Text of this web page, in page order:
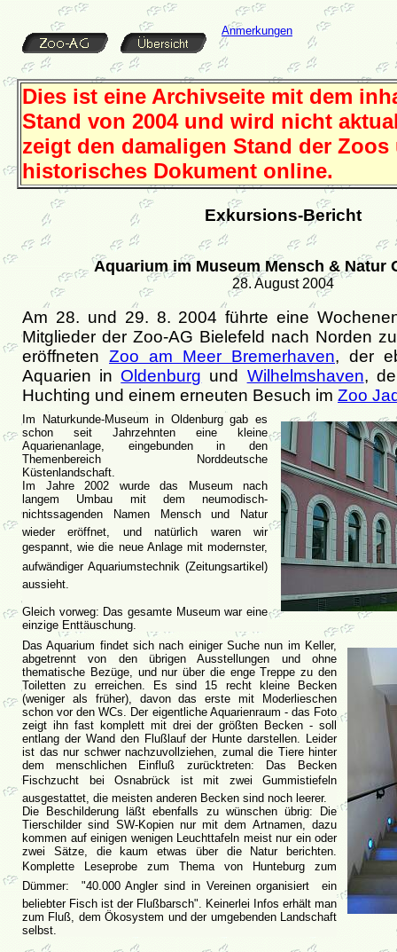
Anmerkungen
Dies ist eine Archivseite mit dem
Stand von 2004 und wird nicht
zeigt den damaligen Stand der
historisches Dokument online.
Exkursions-Bericht
Aquarium im Museum Mensch & Natur
28. August 2004
Am 28. und 29. 8. 2004 führte eine
Mitglieder der Zoo-AG Bielefeld nach Norden
eröffneten Zoo am Meer Bremerhaven, der
Aquarien in Oldenburg und Wilhelmshaven,
Huchting und einem erneuten Besuch im Zoo
Im Naturkunde-Museum in Oldenburg gab es
schon seit Jahrzehnten eine kleine
Aquarienanlage, eingebunden in den
Themenbereich Norddeutsche
Küstenlandschaft.
Im Jahre 2002 wurde das Museum nach
langem Umbau mit dem neumodisch-
nichtssagenden Namen Mensch und Natur
wieder eröffnet, und natürlich waren wir
gespannt, wie die neue Anlage mit modernster,
aufwändiger Aquariumstechnik (Zeitungsartikel)
aussieht.
Gleich vorweg: Das gesamte Museum war eine
einzige Enttäuschung.
Das Aquarium findet sich nach einiger Suche nun im Keller,
abgetrennt von den übrigen Ausstellungen und ohne
thematische Bezüge, und nur über die enge Treppe zu den
Toiletten zu erreichen. Es sind 15 recht kleine Becken
(weniger als früher), davon das erste mit Moderlieschen
schon vor den WCs. Der eigentliche Aquarienraum - das Foto
zeigt ihn fast komplett mit drei der größten Becken - soll
entlang der Wand den Flußlauf der Hunte darstellen. Leider
ist das nur schwer nachzuvollziehen, zumal die Tiere hinter
dem menschlichen Einfluß zurücktreten: Das Becken
Fischzucht bei Osnabrück ist mit zwei Gummistiefeln
ausgestattet, die meisten anderen Becken sind noch leerer.
Die Beschilderung läßt ebenfalls zu wünschen übrig: Die
Tierschilder sind SW-Kopien nur mit dem Artnamen, dazu
kommen auf einigen wenigen Leuchttafeln meist nur ein oder
zwei Sätze, die kaum etwas über die Natur berichten.
Komplette Leseprobe zum Thema von Hunteburg zum
Dümmer: "40.000 Angler sind in Vereinen organisiert  ein
beliebter Fisch ist der Flußbarsch". Keinerlei Infos erhält man
zum Fluß, dem Ökosystem und der umgebenden Landschaft
selbst.